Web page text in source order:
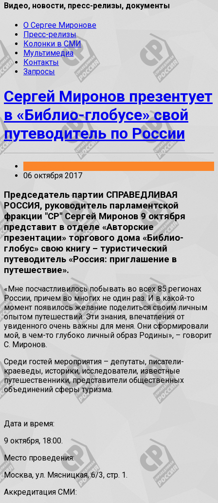
Видео, новости, пресс-релизы, документы
О Сергее Миронове
Пресс-релизы
Колонки в СМИ
Мультимедиа
Контакты
Запросы
Сергей Миронов презентует
в «Библио-глобусе» свой
путеводитель по России
06 октября 2017
Председатель партии СПРАВЕДЛИВАЯ
РОССИЯ, руководитель парламентской
фракции "СР" Сергей Миронов 9 октября
представит в отделе «Авторские
презентации» торгового дома «Библио-
глобус» свою книгу – туристический
путеводитель «Россия: приглашение в
путешествие».
«Мне посчастливилось побывать во всех 85 регионах
России, причем во многих не один раз. И в какой-то
момент появилось желание поделиться своим личным
опытом путешествий. Эти знания, впечатления от
увиденного очень важны для меня. Они сформировали
мой, в чем-то глубоко личный образ Родины», – говорит
С. Миронов.
Среди гостей мероприятия – депутаты, писатели-
краеведы, историки, исследователи, известные
путешественники, представители общественных
объединений сферы туризма.
Дата и время:
9 октября, 18:00.
Место проведения:
Москва, ул. Мясницкая, 6/3, стр. 1.
Аккредитация СМИ: